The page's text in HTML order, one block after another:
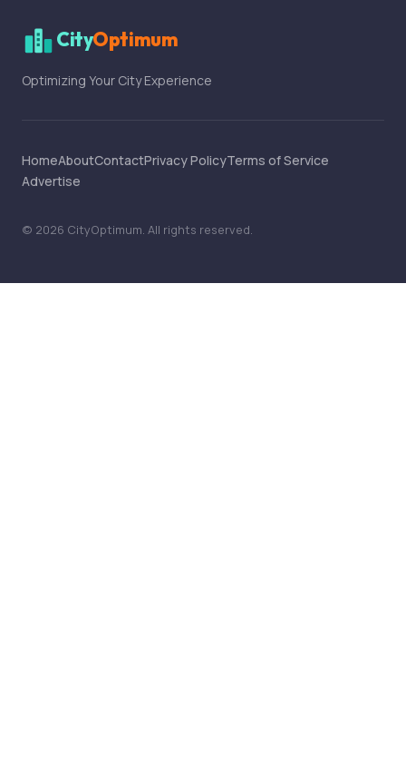
CityOptimum
Optimizing Your City Experience
HomeAboutContactPrivacy PolicyTerms of Service
Advertise
© 2026 CityOptimum. All rights reserved.